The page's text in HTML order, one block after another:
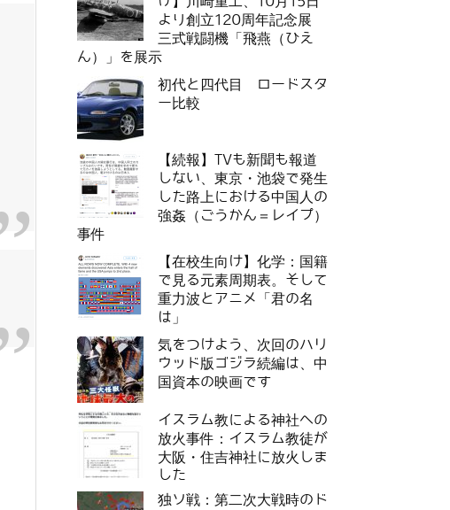
より創立120周年記念展
三式戦闘機「飛燕（ひえ
ん）」を展示
初代と四代目 ロードスタ
ー比較
【続報】TVも新聞も報道
しない、東京・池袋で発生
した路上における中国人の
強姦（ごうかん＝レイプ）
事件
【在校生向け】化学：国籍
で見る元素周期表。そして
重力波とアニメ「君の名
は」
気をつけよう、次回のハリ
ウッド版ゴジラ続編は、中
国資本の映画です
イスラム教による神社への
放火事件：イスラム教徒が
大阪・住吉神社に放火しま
した
独ソ戦：第二次大戦時のド